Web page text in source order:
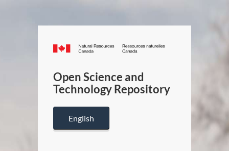
Canada.ca
/
Canada
Open Science and
Technology Repository
English